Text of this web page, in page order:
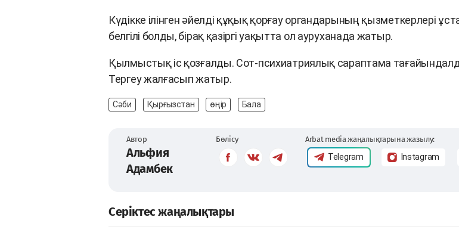
Күдікке ілінген әйелді құқық қорғау органдарының қызметкерлері
белгілі болды, бірақ қазіргі уақытта ол ауруханада жатыр.
Қылмыстық іс қозғалды. Сот-психиатриялық сараптама
Тергеу жалғасып жатыр.
Сәби Қырғызстан өңір Бала
Автор
Альфия
Адамбек
Бөлісу Arbat media жаңалықтарына жазылу:
Telegram Instagram
Серіктес жаңалықтары